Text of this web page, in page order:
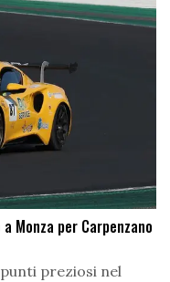
Monza per Carpenzano
preziosi nel